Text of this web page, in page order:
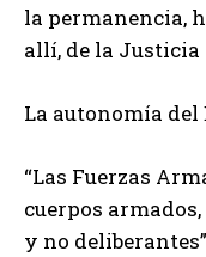
la permanencia,
allí, de la
La autonomía del
“Las Fuerzas
cuerpos
y no